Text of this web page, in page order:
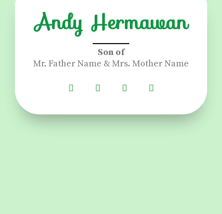
Andy Hermawan
Son of
Mr. Father Name & Mrs. Mother Name